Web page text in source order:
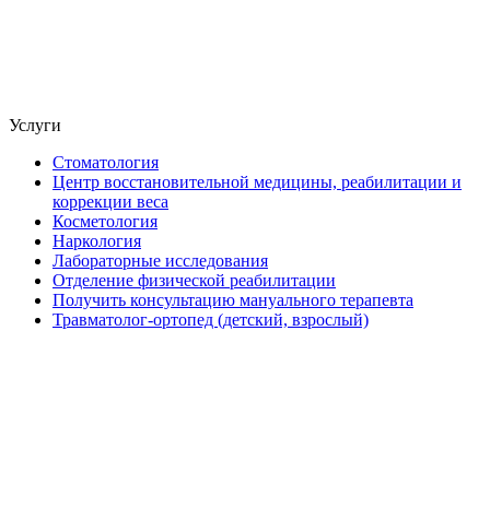
Услуги
Стоматология
Центр восстановительной медицины, реабилитации и
коррекции веса
Косметология
Наркология
Лабораторные исследования
Отделение физической реабилитации
Получить консультацию мануального терапевта
Травматолог-ортопед (детский, взрослый)